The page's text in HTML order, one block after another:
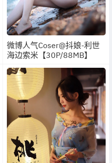
微博人气Coser@抖娘-利世
海边索米【30P/88MB】